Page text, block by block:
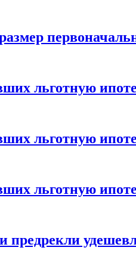
льготную
льготную
льготную
предрекли